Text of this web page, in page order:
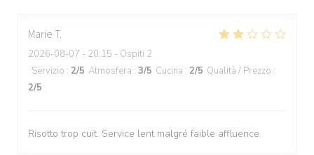
Marie T
2026-08-07 - 20:15 - Ospiti 2
Servizio : 2/5 Atmosfera : 3/5 Cucina : 2/5 Qualità / Prezzo :
2/5
Risotto trop cuit. Service lent malgré faible affluence.